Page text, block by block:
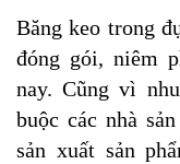
Băng keo trong
đóng gói, niêm
nay. Cũng vì
buộc các nhà
sản xuất sản